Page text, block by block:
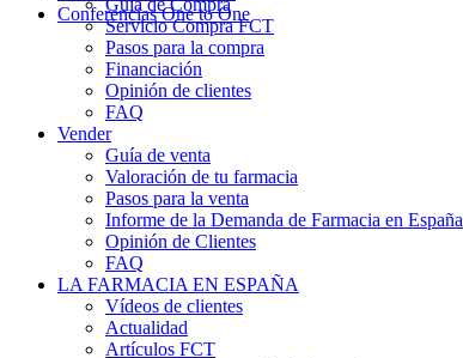
Guía de Compra
Servicio Compra FCT
Pasos para la compra
Financiación
Opinión de clientes
FAQ
Vender
Guía de venta
Valoración de tu farmacia
Pasos para la venta
Informe de la Demanda de Farmacia en España
Opinión de Clientes
FAQ
LA FARMACIA EN ESPAÑA
Vídeos de clientes
Actualidad
Artículos FCT
Conferencias One to One